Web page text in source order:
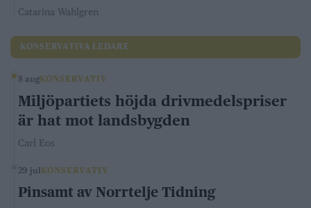
Catarina Wahlgren
KONSERVATIVA LEDARE
8 aug KONSERVATIV
Miljöpartiets höjda drivmedelspriser
är hat mot landsbygden
Carl Eos
29 jul KONSERVATIV
Pinsamt av Norrtelje Tidning